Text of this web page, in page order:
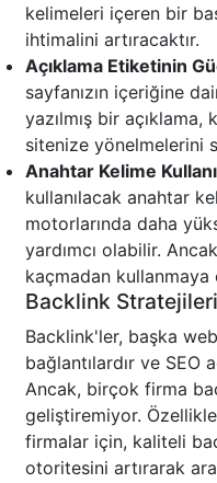
kelimeleri içeren bir
ihtimalini artıracaktır.
Açıklama Etiketinin
sayfanızın içeriğine
yazılmış bir açıklama,
sitenize yönelmelerini
Anahtar Kelime
kullanılacak anahtar
motorlarında daha
yardımcı olabilir.
kaçmadan
Backlink
Backlink'ler, başka
bağlantılardır ve SEO
Ancak, birçok firma
geliştiremiyor.
firmalar için, kaliteli
otoritesini artırarak